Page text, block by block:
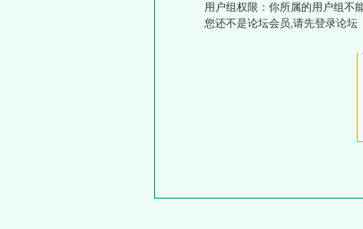
用户组权限：你所属的用户组不
您还不是论坛会员,请先登录论坛